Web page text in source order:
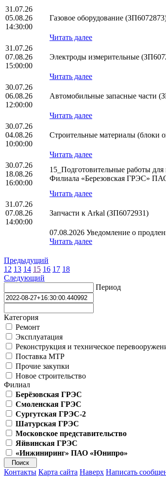
31.07.26
05.08.26
14:30:00
Газовое оборудование
Читать далее
31.07.26
07.08.26
15:00:00
Электроды измерительные
Читать далее
30.07.26
06.08.26
12:00:00
Автомобильные запасные части
Читать далее
30.07.26
04.08.26
10:00:00
Строительные материалы (блоки
Читать далее
30.07.26
18.08.26
16:00:00
15_Подготовительные работы
Филиала «Березовская ГРЭС»
Читать далее
31.07.26
07.08.26
14:00:00
Запчасти к Arkal (ЗП6072931)
07.08.2026 Уведомление о
Читать далее
Предыдущий
12 13 14 15 16 17 18
Следующий
Период
Категория
Ремонт
Эксплуатация
Реконструкция и техническое
Поставка МТР
Прочие закупки
Новое строительство
Филиал
Берёзовская ГРЭС
Смоленская ГРЭС
Сургутская ГРЭС-2
Шатурская ГРЭС
Московское представительство
Яйвинская ГРЭС
«Инжиниринг» ПАО «Юнипро»
Контакты Карта сайта Наверх Написать